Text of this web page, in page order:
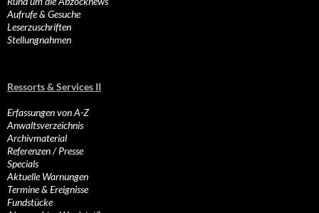
Aufrufe & Gesuche
Leserzuschriften
Stellungnahmen
Ressorts & Services II
Erfassungen von A-Z
Anwaltsverzeichnis
Archivmaterial
Referenzen / Presse
Specials
Aktuelle Warnungen
Termine & Ereignisse
Fundstücke